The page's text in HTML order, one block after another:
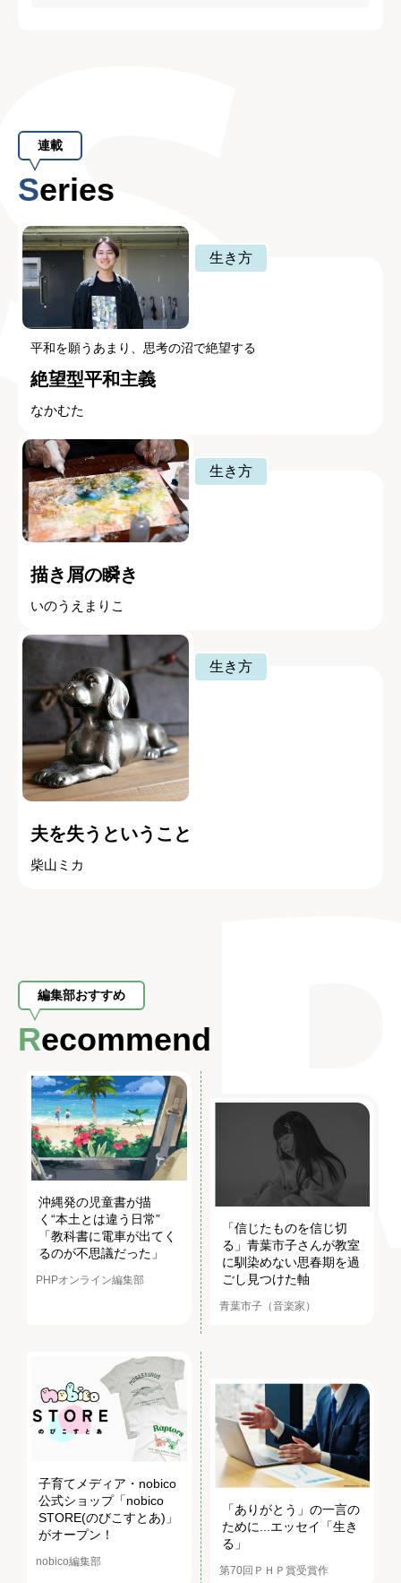
連載
Series
生き方
平和を願うあまり、思考の沼で絶望する
絶望型平和主義
なかむた
生き方
描き屑の瞬き
いのうえまりこ
生き方
夫を失うということ
柴山ミカ
編集部おすすめ
Recommend
沖縄発の児童書が描
く“本土とは違う日常”
「教科書に電車が出てく
るのが不思議だった」
PHPオンライン編集部
「信じたものを信じ切
る」青葉市子さんが教室
に馴染めない思春期を過
ごし見つけた軸
青葉市子（音楽家）
子育てメディア・nobico
公式ショップ「nobico
STORE(のびこすとあ)」
がオープン！
nobico編集部
「ありがとう」の一言の
ために...エッセイ「生き
る」
第70回ＰＨＰ賞受賞作